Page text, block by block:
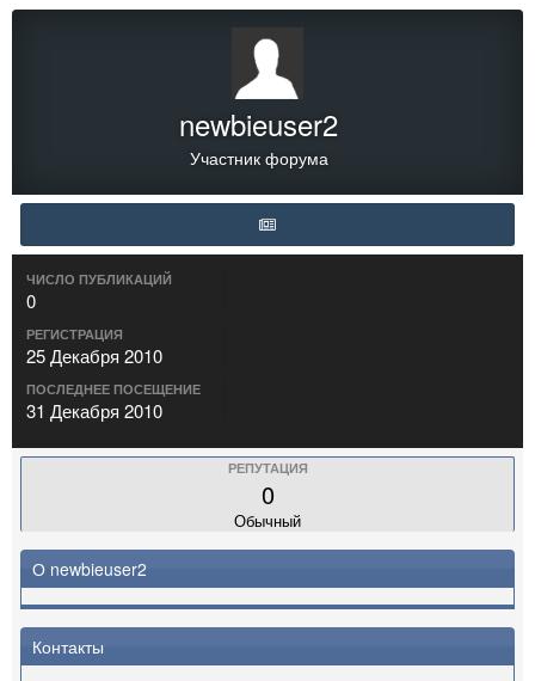
newbieuser2
Участник форума
ЧИСЛО ПУБЛИКАЦИЙ
0
РЕГИСТРАЦИЯ
25 Декабря 2010
ПОСЛЕДНЕЕ ПОСЕЩЕНИЕ
31 Декабря 2010
РЕПУТАЦИЯ
0
Обычный
О newbieuser2
Контакты